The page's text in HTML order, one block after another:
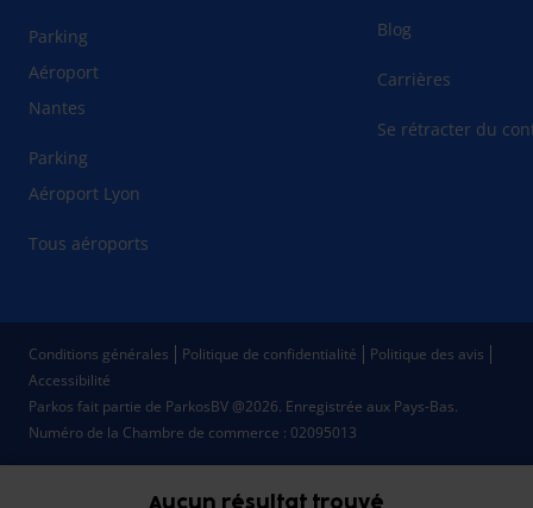
Aucun résultat trouvé
Parking
Aéroport
Nantes
Parking
Aéroport Lyon
Tous aéroports
Blog
Carrières
Se rétracter du
Parkos fait partie de ParkosBV @2026. Enregistrée aux Pays-Bas.
Numéro de la Chambre de commerce : 02095013
Conditions générales Politique de confidentialité
Politique des avis
Accessibilité